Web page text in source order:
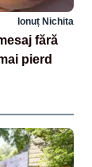
Ionuț Nichita
fără
pierd